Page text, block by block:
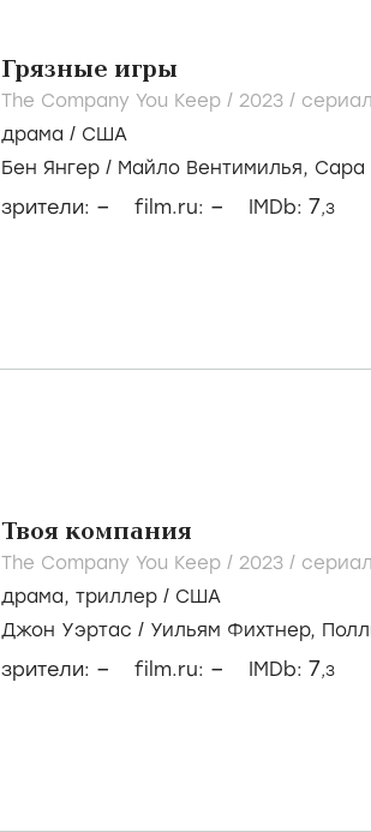
Грязные игры
The Company You Keep / 2023 / сериал
драма / США
Бен Янгер / Майло Вентимилья, Сара
зрители: – film.ru: – IMDb: 7,3
Твоя компания
The Company You Keep / 2023 / сериал
драма, триллер / США
Джон Уэртас / Уильям Фихтнер,
зрители: – film.ru: – IMDb: 7,3